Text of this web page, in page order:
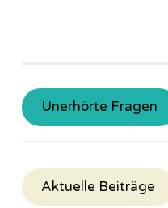
Unerhörte Fragen
Aktuelle Beiträge